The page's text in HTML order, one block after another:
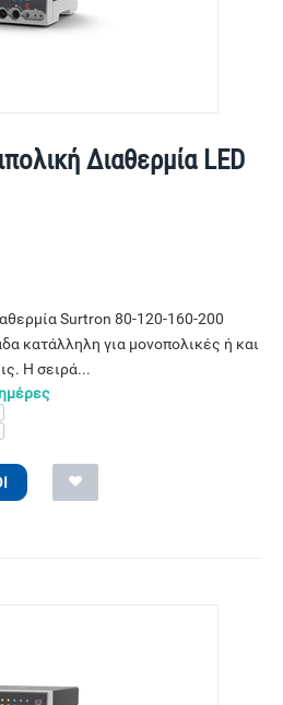
Διαθερμία LED
Surtron 80-120-160-200
κατάλληλη για μονοπολικές ή και
Η σειρά...